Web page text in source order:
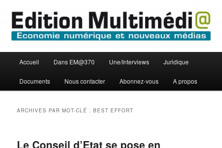
contenu
principal
contenu
secondaire
Edition Multimédi@
principal
Accueil Dans EM@370 Une/Interviews Juridique
Documents Nous contacter Abonnez-vous A propos
ARCHIVES PAR MOT-CLÉ :BEST EFFORT
Le Conseil d’Etat se pose en